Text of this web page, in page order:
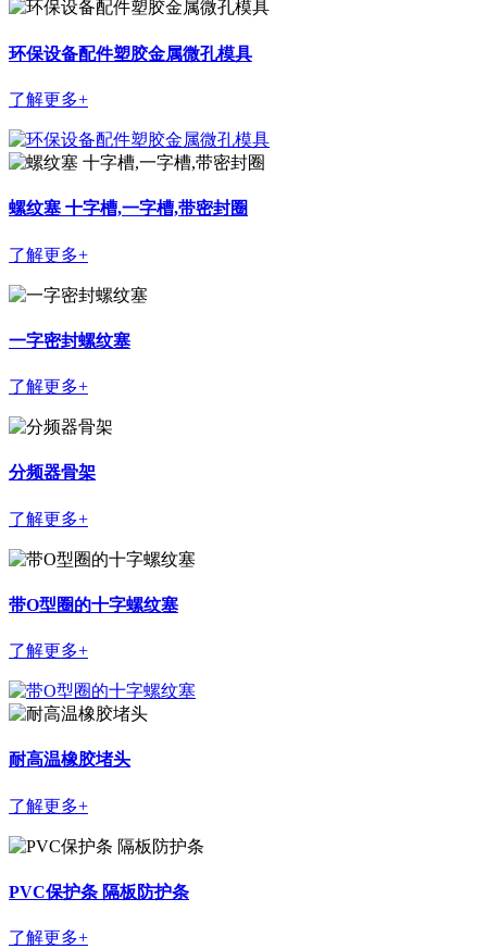
环保设备配件塑胶金属微孔模具
了解更多+
螺纹塞 十字槽,一字槽,带密封圈
了解更多+
一字密封螺纹塞
了解更多+
分频器骨架
了解更多+
带O型圈的十字螺纹塞
了解更多+
耐高温橡胶堵头
了解更多+
PVC保护条 隔板防护条
了解更多+